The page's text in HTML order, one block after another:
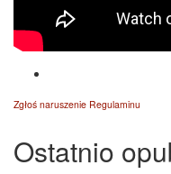
Zgłoś naruszenie Regulaminu
Ostatnio